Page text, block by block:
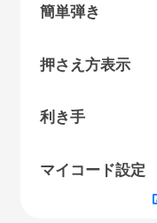
簡単弾き
押さえ方表示
利き手
マイコード設定